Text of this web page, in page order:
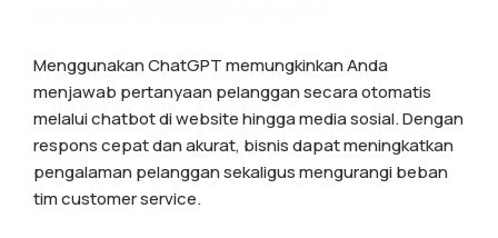
Menggunakan ChatGPT memungkinkan Anda
menjawab pertanyaan pelanggan secara otomatis
melalui chatbot di website hingga media sosial. Dengan
respons cepat dan akurat, bisnis dapat meningkatkan
pengalaman pelanggan sekaligus mengurangi beban
tim customer service.